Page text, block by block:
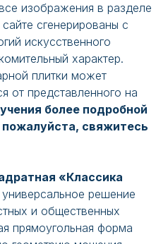
изображения в разделе
сгенерированы с
искусственного
характер.
плитки может
от представленного на
более подробной
свяжитесь
«Классика
решение
и общественных
прямоугольная форма